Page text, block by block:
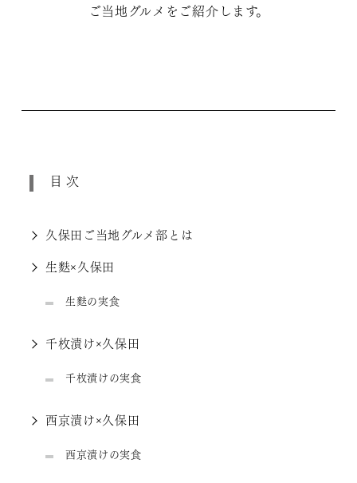
ご当地グルメをご紹介します。
目次
久保田ご当地グルメ部とは
生麩×久保田
生麩の実食
千枚漬け×久保田
千枚漬けの実食
西京漬け×久保田
西京漬けの実食